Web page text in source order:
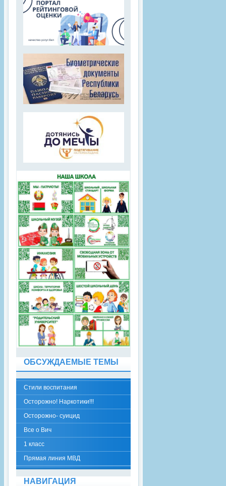
ОБСУЖДАЕМЫЕ ТЕМЫ
Стили воспитания
Осторожно! Наркотики!!!
Осторожно- суицид
Все о Вич
1 класс
Прямая линия МВД
НАВИГАЦИЯ